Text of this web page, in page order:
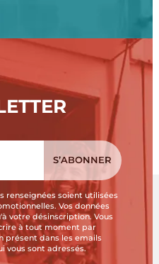
renseignées soient utilisées
Vos données
votre désinscription. Vous
à tout moment par
présent dans les emails
vous sont adressés.